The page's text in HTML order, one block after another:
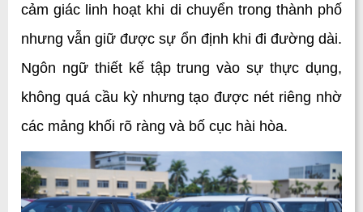
cảm giác linh hoạt khi di chuyển trong thành phố
nhưng vẫn giữ được sự ổn định khi đi đường dài.
Ngôn ngữ thiết kế tập trung vào sự thực dụng,
không quá cầu kỳ nhưng tạo được nét riêng nhờ
các mảng khối rõ ràng và bố cục hài hòa.